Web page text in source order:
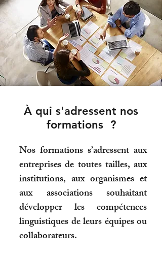
À qui s'adressent nos
formations ?
Nos formations s’adressent aux
entreprises de toutes tailles, aux
institutions, aux organismes et
aux associations souhaitant
développer les compétences
linguistiques de leurs équipes ou
collaborateurs.